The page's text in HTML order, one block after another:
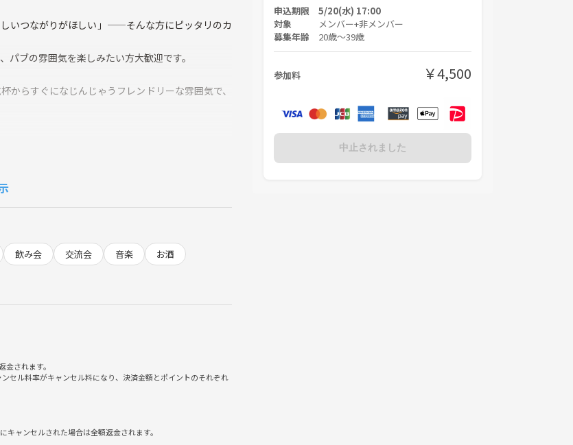
いつながりがほしい」——そんな方にピッタリのカ
ブの雰囲気を楽しみたい方大歓迎です。
らすぐになじんじゃうフレンドリーな雰囲気で、
半数以上！
ています。
。
飲み会 交流会 音楽
お酒
されます。
セル料率がキャンセル料になり、決済金額とポイントのそれぞれ
キャンセルされた場合は全額返金されます。
申込期限 5/20(水) 17:00
対象
メンバー+非メンバー
募集年齢 20歳〜39歳
参加料 ￥4,500
中止されました